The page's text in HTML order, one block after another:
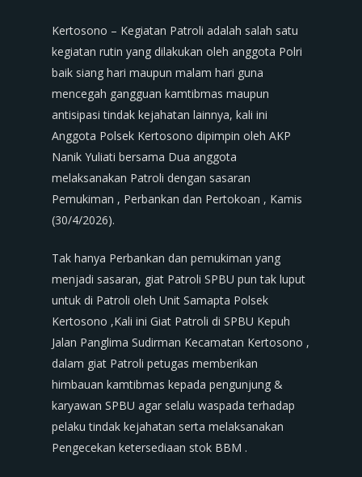
Kertosono – Kegiatan Patroli adalah salah satu
kegiatan rutin yang dilakukan oleh anggota Polri
baik siang hari maupun malam hari guna
mencegah gangguan kamtibmas maupun
antisipasi tindak kejahatan lainnya, kali ini
Anggota Polsek Kertosono dipimpin oleh AKP
Nanik Yuliati bersama Dua anggota
melaksanakan Patroli dengan sasaran
Pemukiman , Perbankan dan Pertokoan , Kamis
(30/4/2026).
Tak hanya Perbankan dan pemukiman yang
menjadi sasaran, giat Patroli SPBU pun tak luput
untuk di Patroli oleh Unit Samapta Polsek
Kertosono ,Kali ini Giat Patroli di SPBU Kepuh
Jalan Panglima Sudirman Kecamatan Kertosono ,
dalam giat Patroli petugas memberikan
himbauan kamtibmas kepada pengunjung &
karyawan SPBU agar selalu waspada terhadap
pelaku tindak kejahatan serta melaksanakan
Pengecekan ketersediaan stok BBM .